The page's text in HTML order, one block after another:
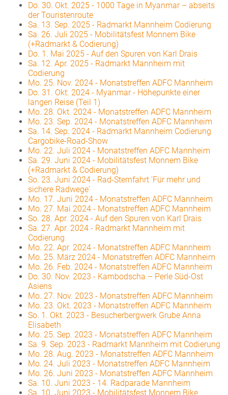
Do. 30. Okt. 2025 - 1000 Tage in Myanmar – abseits
der Touristenroute
Sa. 13. Sep. 2025 - Radmarkt Mannheim Codierung
Sa. 26. Juli 2025 - Mobilitätsfest Monnem Bike
(+Radmarkt & Codierung)
Do. 1. Mai 2025 - Auf den Spuren von Karl Drais
Sa. 12. Apr. 2025 - Radmarkt Mannheim mit
Codierung
Mo. 25. Nov. 2024 - Monatstreffen ADFC Mannheim
Do. 31. Okt. 2024 - Myanmar - Höhepunkte einer
langen Reise (Teil 1)
Mo. 28. Okt. 2024 - Monatstreffen ADFC Mannheim
Mo. 23. Sep. 2024 - Monatstreffen ADFC Mannheim
Sa. 14. Sep. 2024 - Radmarkt Mannheim Codierung
Cargobike-Road-Show
Mo. 22. Juli 2024 - Monatstreffen ADFC Mannheim
Sa. 29. Juni 2024 - Mobilitätsfest Monnem Bike
(+Radmarkt & Codierung)
So. 23. Juni 2024 - Rad-Sternfahrt 'Für mehr und
sichere Radwege'
Mo. 17. Juni 2024 - Monatstreffen ADFC Mannheim
Mo. 27. Mai 2024 - Monatstreffen ADFC Mannheim
So. 28. Apr. 2024 - Auf den Spuren von Karl Drais
Sa. 27. Apr. 2024 - Radmarkt Mannheim mit
Codierung
Mo. 22. Apr. 2024 - Monatstreffen ADFC Mannheim
Mo. 25. März 2024 - Monatstreffen ADFC Mannheim
Mo. 26. Feb. 2024 - Monatstreffen ADFC Mannheim
Do. 30. Nov. 2023 - Kambodscha – Perle Süd-Ost
Asiens
Mo. 27. Nov. 2023 - Monatstreffen ADFC Mannheim
Mo. 23. Okt. 2023 - Monatstreffen ADFC Mannheim
So. 1. Okt. 2023 - Besucherbergwerk Grube Anna
Elisabeth
Mo. 25. Sep. 2023 - Monatstreffen ADFC Mannheim
Sa. 9. Sep. 2023 - Radmarkt Mannheim mit Codierung
Mo. 28. Aug. 2023 - Monatstreffen ADFC Mannheim
Mo. 24. Juli 2023 - Monatstreffen ADFC Mannheim
Mo. 26. Juni 2023 - Monatstreffen ADFC Mannheim
Sa. 10. Juni 2023 - 14. Radparade Mannheim
Sa. 10. Juni 2023 - Mobilitätsfest Monnem Bike